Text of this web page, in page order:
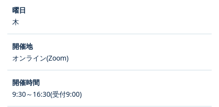
木
オンライン(Zoom)
9:30～16:30(受付9:00)